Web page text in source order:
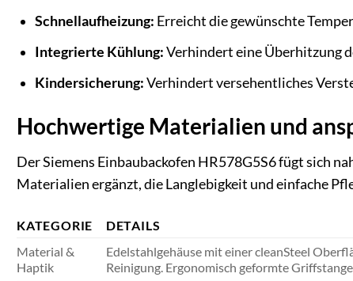
Schnellaufheizung: Erreicht die gewünschte
Integrierte Kühlung:Verhindert eine Überhitzung
Kindersicherung:Verhindert versehentliches
Hochwertige Materialien und
Der Siemens Einbaubackofen HR578G5S6 fügt sich
Materialien ergänzt, die Langlebigkeit und einfache
KATEGORIE
DETAILS
Material &
Haptik
Edelstahlgehäuse mit einer cleanSteel
Reinigung. Ergonomisch geformte